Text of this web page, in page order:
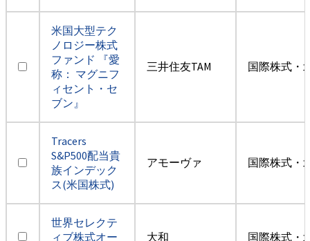
米国大型テク
ノロジー株式
ファンド 『愛
称： マグニフ
ィセント・セ
ブン』
三井住友TAM 国際株式・
Tracers
S&P500配当貴
族インデック
ス(米国株式)
アモーヴァ 国際株式・
世界セレクテ
ィブ株式オー
大和 国際株式・